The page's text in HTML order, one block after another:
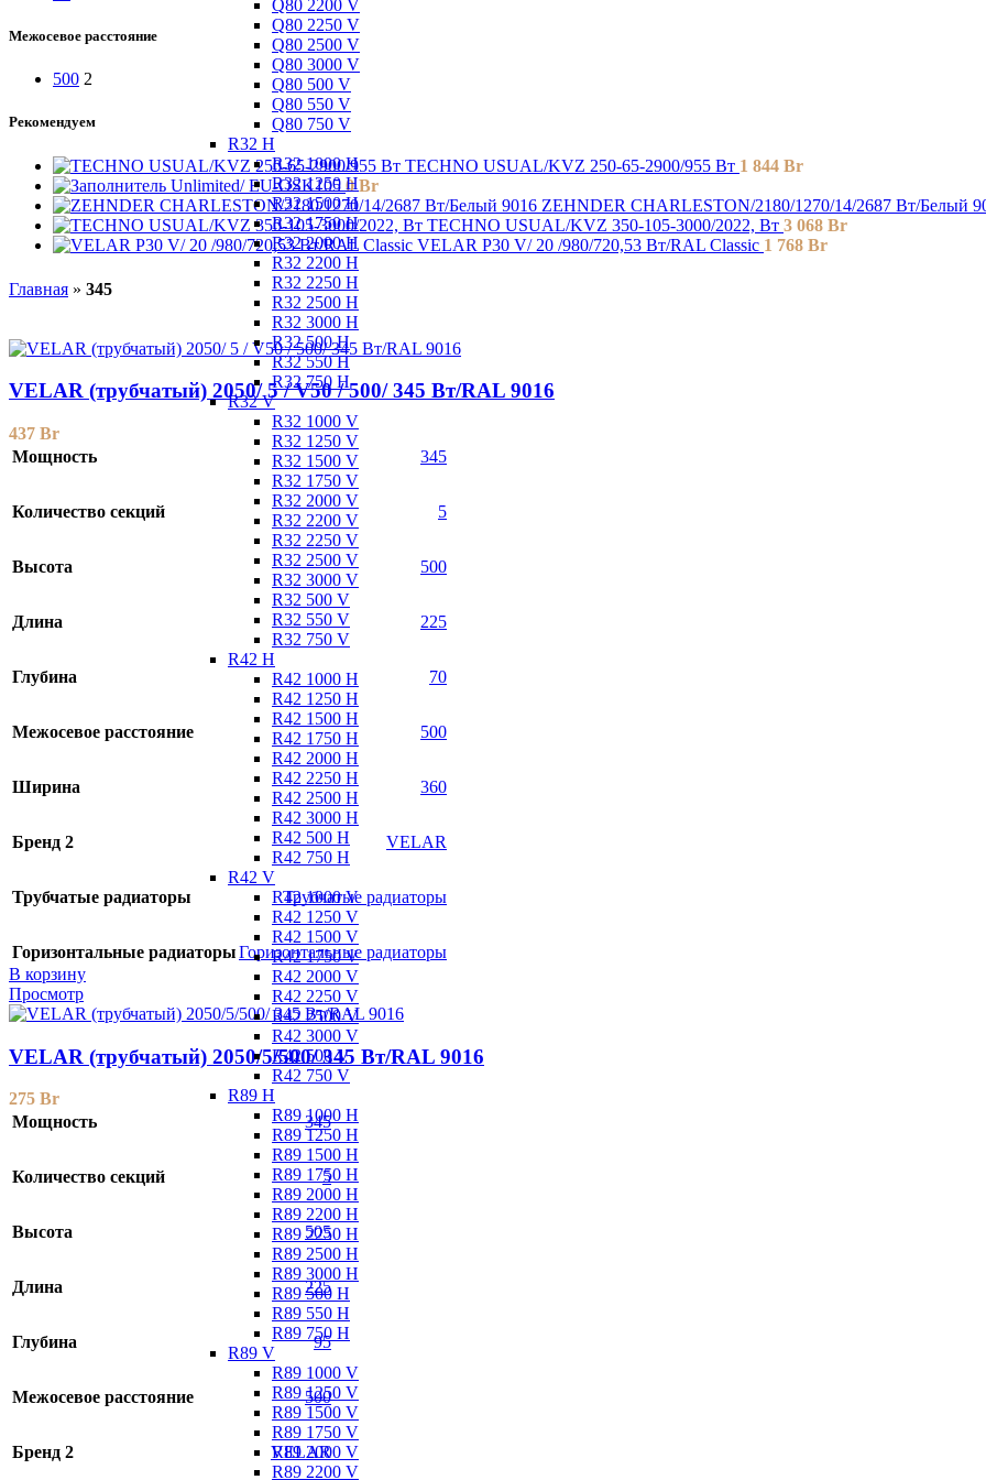
Q80 2200 V
Q80 2250 V
Q80 2500 V
Q80 3000 V
Q80 500 V
Q80 550 V
Q80 750 V
R32 H
R32 1000 H
R32 1250 H
R32 1500 H
R32 1750 H
R32 2000 H
R32 2200 H
R32 2250 H
R32 2500 H
R32 3000 H
R32 500 H
R32 550 H
R32 750 H
R32 V
R32 1000 V
R32 1250 V
R32 1500 V
R32 1750 V
R32 2000 V
R32 2200 V
R32 2250 V
R32 2500 V
R32 3000 V
R32 500 V
R32 550 V
R32 750 V
R42 H
R42 1000 H
R42 1250 H
R42 1500 H
R42 1750 H
R42 2000 H
R42 2250 H
R42 2500 H
R42 3000 H
R42 500 H
R42 750 H
R42 V
R42 1000 V
R42 1250 V
R42 1500 V
R42 1750 V
R42 2000 V
R42 2250 V
R42 2500 V
R42 3000 V
R42 500 V
R42 750 V
R89 H
R89 1000 H
R89 1250 H
R89 1500 H
R89 1750 H
R89 2000 H
R89 2200 H
R89 2250 H
R89 2500 H
R89 3000 H
R89 500 H
R89 550 H
R89 750 H
R89 V
R89 1000 V
R89 1250 V
R89 1500 V
R89 1750 V
R89 2000 V
R89 2200 V
Межосевое расстояние
500 2
Рекомендуем
TECHNO USUAL/KVZ 250-65-2900/955 Вт 1 844 Br
Unlimited/ EU-OSK105 0Br
ZEHNDER CHARLESTON/2180/1270/14/2687 Вт/Белый
TECHNO USUAL/KVZ 350-105-3000/2022, Вт 3 068 Br
VELAR P30 V/ 20 /980/720,53 Вт/RAL Classic 1 768 Br
Главная » 345
VELAR (трубчатый) 2050/ 5 / V50 / 500/ 345 Bт/RAL 9016
437 Br
Мощность
345
Количество секций 5
Высота 500
Длина 225
Глубина 70
Межосевое расстояние 500
Ширина 360
Бренд 2 VELAR
Трубчатые радиаторы Трубчатые радиаторы
Горизонтальные радиаторыГоризонтальные радиаторы
В корзину
Просмотр
VELAR (трубчатый) 2050/5/500/ 345 Bт/RAL 9016
275 Br
Мощность
345
Количество секций 5
Высота 505
Длина 225
Глубина 95
Межосевое расстояние 500
Бренд 2 VELAR